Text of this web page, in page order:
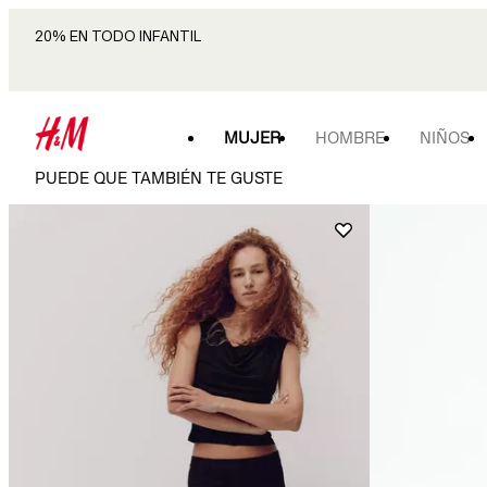
20% EN TODO INFANTIL
MUJER HOMBRE NIÑOS
PUEDE QUE TAMBIÉN TE GUSTE